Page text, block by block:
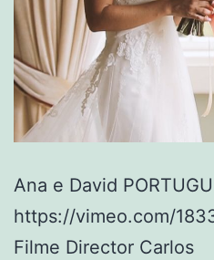
Ana e David
https://vimeo.com/
Filme Director Carlos